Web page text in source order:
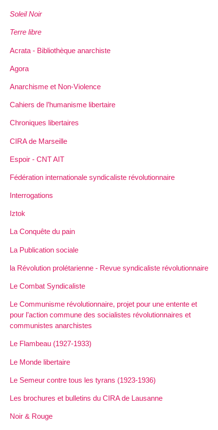
Soleil Noir
Terre libre
Acrata - Bibliothèque anarchiste
Agora
Anarchisme et Non-Violence
Cahiers de l’humanisme libertaire
Chroniques libertaires
CIRA de Marseille
Espoir - CNT AIT
Fédération internationale syndicaliste révolutionnaire
Interrogations
Iztok
La Conquête du pain
La Publication sociale
la Révolution prolétarienne - Revue syndicaliste révolutionnaire
Le Combat Syndicaliste
Le Communisme révolutionnaire, projet pour une entente et
pour l’action commune des socialistes révolutionnaires et
communistes anarchistes
Le Flambeau (1927-1933)
Le Monde libertaire
Le Semeur contre tous les tyrans (1923-1936)
Les brochures et bulletins du CIRA de Lausanne
Noir & Rouge